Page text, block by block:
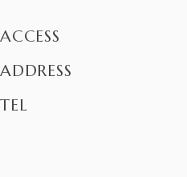
ACCESS
ADDRESS
TEL